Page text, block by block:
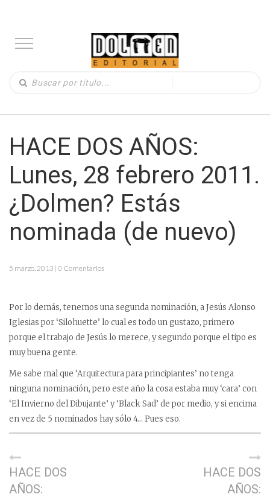
HACE DOS AÑOS:
Lunes, 28 febrero 2011.
¿Dolmen? Estás
nominada (de nuevo)
5 marzo, 2013 | 0 Comentarios
Por lo demás, tenemos una segunda nominación, a Jesús Alonso
Iglesias por ‘Silohuette’ lo cual es todo un gustazo, primero
porque el trabajo de Jesús lo merece, y segundo porque el tipo es
muy buena gente.
Me sabe mal que ‘Arquitectura para principiantes’ no tenga
ninguna nominación, pero este año la cosa estaba muy ‘cara’ con
‘El Invierno del Dibujante’ y ‘Black Sad’ de por medio, y si encima
en vez de 5 nominados hay sólo 4… Pues eso.
HACE DOS
AÑOS:
HACE DOS
AÑOS: